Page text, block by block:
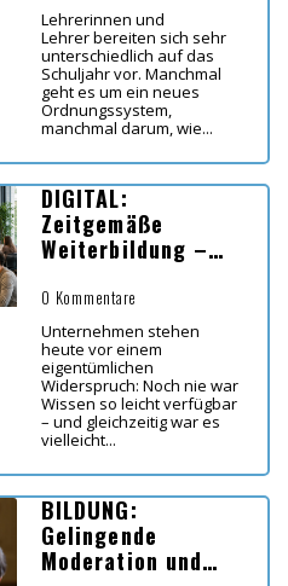
Lehrerinnen und
Lehrer bereiten sich sehr
unterschiedlich auf das
Schuljahr vor. Manchmal
geht es um ein neues
Ordnungssystem,
manchmal darum, wie...
DIGITAL:
Zeitgemäße
Weiterbildung –
Lernen in Zeiten
von KI
0 Kommentare
Unternehmen stehen
heute vor einem
eigentümlichen
Widerspruch: Noch nie war
Wissen so leicht verfügbar
– und gleichzeitig war es
vielleicht...
BILDUNG:
Gelingende
Moderation und